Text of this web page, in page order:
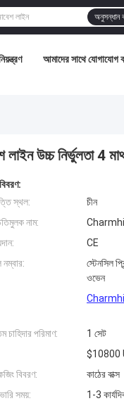
অনুসন্ধান
আমাদের সাথে যোগাযোগ
উচ্চ নির্ভুলতা 4 মাথা
স্থল:
চীন
নাম:
CE
স্টেনসিল
ওভেন
চাহিদার পরিমাণ:
1 সেট
$10800
বিবরণ:
কাঠের বাক্স
সময়:
1-3